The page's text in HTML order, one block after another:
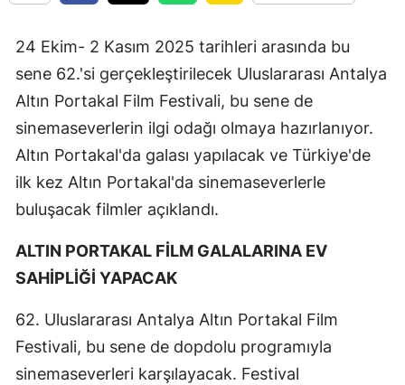
24 Ekim- 2 Kasım 2025 tarihleri arasında bu
sene 62.'si gerçekleştirilecek Uluslararası Antalya
Altın Portakal Film Festivali, bu sene de
sinemaseverlerin ilgi odağı olmaya hazırlanıyor.
Altın Portakal'da galası yapılacak ve Türkiye'de
ilk kez Altın Portakal'da sinemaseverlerle
buluşacak filmler açıklandı.
ALTIN PORTAKAL FİLM GALALARINA EV
SAHİPLİĞİ YAPACAK
62. Uluslararası Antalya Altın Portakal Film
Festivali, bu sene de dopdolu programıyla
sinemaseverleri karşılayacak. Festival